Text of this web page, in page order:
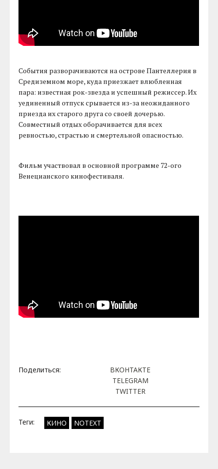
События разворачиваются на острове Пантеллерия в
Средиземном море, куда приезжает влюбленная
пара: известная рок-звезда и успешный режиссер. Их
уединенный отпуск срывается из-за неожиданного
приезда их старого друга со своей дочерью.
Совместный отдых оборачивается для всех
ревностью, страстью и смертельной опасностью.
Фильм участвовал в основной программе 72-ого
Венецианского кинофестиваля.
Поделиться:
ВКОНТАКТЕ
TELEGRAM
TWITTER
Теги: КИНО NOTEXT